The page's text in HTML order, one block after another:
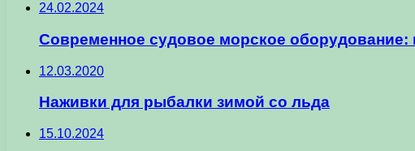
24.02.2024
Современное судовое морское оборудование:
12.03.2020
Наживки для рыбалки зимой со льда
15.10.2024